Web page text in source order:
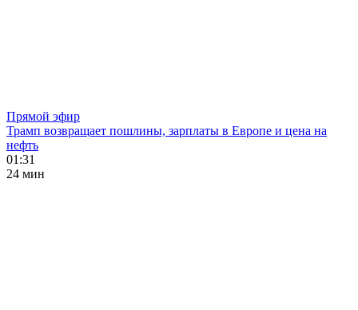
Прямой эфир
Трамп возвращает пошлины, зарплаты в Европе и цена на
нефть
01:31
24 мин